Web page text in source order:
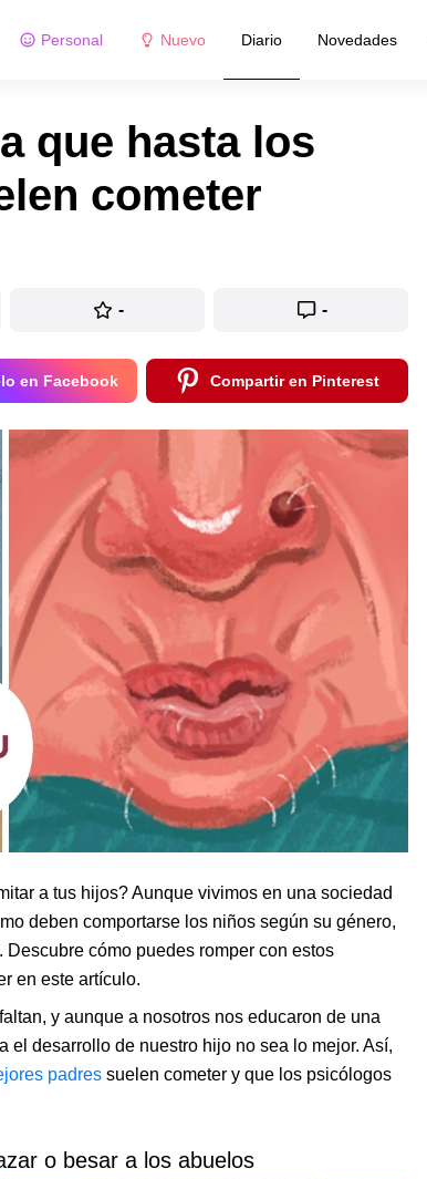
Personal Nuevo Diario Novedades
que hasta los
cometer
- -
en Facebook Compartir en Pinterest
a tus hijos? Aunque vivimos en una sociedad
deben comportarse los niños según su género,
cómo puedes romper con estos
en este artículo.
y aunque a nosotros nos educaron de una
el desarrollo de nuestro hijo no sea lo mejor. Así,
padres suelen cometer y que los psicólogos
o besar a los abuelos